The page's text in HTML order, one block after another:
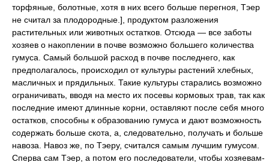
торфяные, болотные, хотя в них всего больше перегноя, Тэер
не считал за плодородные.], продуктом разложения
растительных или животных остатков. Отсюда — все заботы
хозяев о накоплении в почве возможно большего количества
гумуса. Самый большой расход в почве последнего, как
предполагалось, происходил от культуры растений хлебных,
масличных и прядильных. Такие культуры старались возможно
ограничивать, вводя на место их посевы кормовых трав, так как
последние имеют длинные корни, оставляют после себя много
остатков, способны к образованию гумуса и дают возможность
содержать больше скота, а, следовательно, получать и больше
навоза. Навоз же, по Тэеру, считался самым лучшим гумусом.
Сперва сам Тэер, а потом его последователи, чтобы хозяевам-